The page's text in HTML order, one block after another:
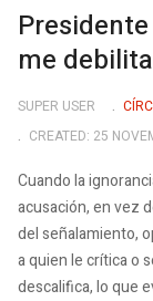
me
SUPER USER
CREATED: 25
Cuando la
acusación, en vez
del señalamiento,
a quien le crítica o
descalifica, lo que